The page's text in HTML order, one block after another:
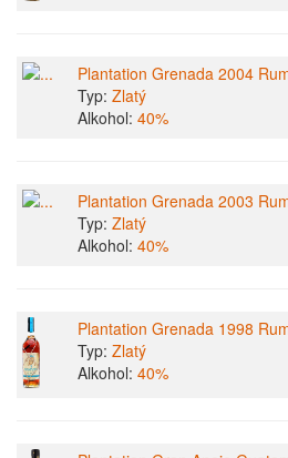
Plantation Grenada 2004
Typ: Zlatý
Alkohol: 40%
Plantation Grenada 2003
Typ: Zlatý
Alkohol: 40%
Plantation Grenada 1998
Typ: Zlatý
Alkohol: 40%